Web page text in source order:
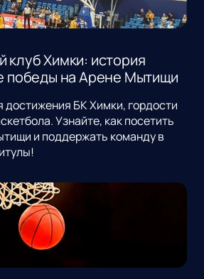
клуб Химки: история
победы на Арене Мытищи
достижения БК Химки, гордости
Узнайте, как посетить
и поддержать команду в